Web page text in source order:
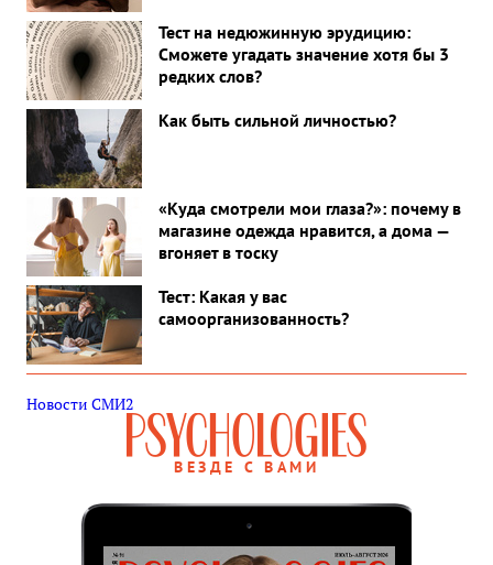
Тест на недюжинную эрудицию:
Сможете угадать значение хотя бы 3
редких слов?
Как быть сильной личностью?
«Куда смотрели мои глаза?»: почему в
магазине одежда нравится, а дома —
вгоняет в тоску
Тест: Какая у вас
самоорганизованность?
Новости СМИ2
ВЕЗДЕ С ВАМИ